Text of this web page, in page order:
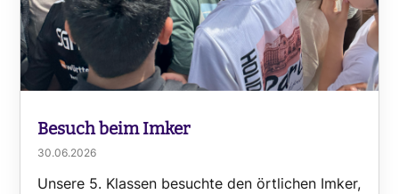
Besuch beim Imker
30.06.2026
Unsere 5. Klassen besuchte den örtlichen Imker,